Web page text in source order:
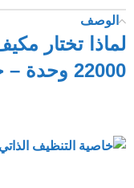
الوصف
لماذا تختار
22000 وحدة – حار/بارد؟